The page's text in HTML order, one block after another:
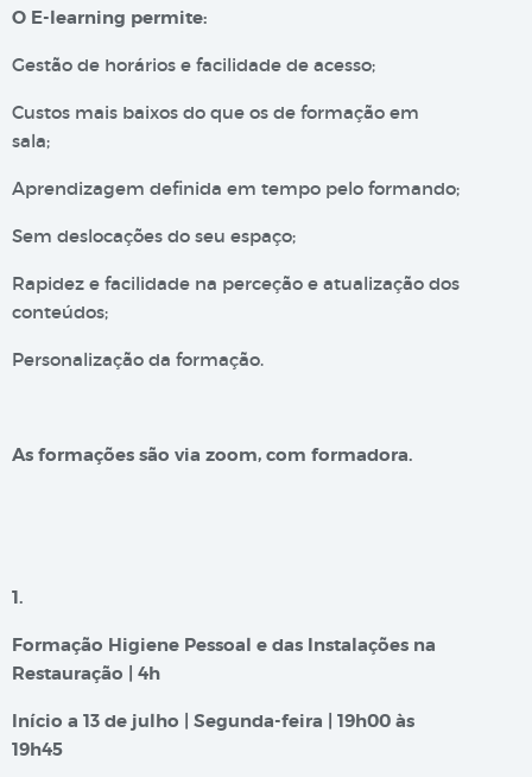
O E-learning permite:
Gestão de horários e facilidade de acesso;
Custos mais baixos do que os de formação em
sala;
Aprendizagem definida em tempo pelo formando;
Sem deslocações do seu espaço;
Rapidez e facilidade na perceção e atualização dos
conteúdos;
Personalização da formação.
As formações são via zoom, com formadora.
1.
Formação Higiene Pessoal e das Instalações na
Restauração | 4h
Início a 13 de julho | Segunda-feira | 19h00 às
19h45